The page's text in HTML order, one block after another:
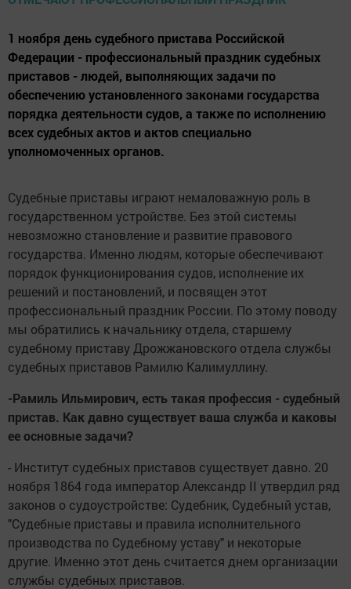
1 ноября день судебного пристава Российской
Федерации - профессиональный праздник судебных
приставов - людей, выполняющих задачи по
обеспечению установленного законами государства
порядка деятельности судов, а также по исполнению
всех судебных актов и актов специально
уполномоченных органов.
Судебные приставы играют немаловажную роль в
государственном устройстве. Без этой системы
невозможно становление и развитие правового
государства. Именно людям, которые обеспечивают
порядок функционирования судов, исполнение их
решений и постановлений, и посвящен этот
профессиональный праздник России. По этому поводу
мы обратились к начальнику отдела, старшему
судебному приставу Дрожжановского отдела службы
судебных приставов Рамилю Калимуллину.
-Рамиль Ильмирович, есть такая профессия - судебный
пристав. Как давно существует ваша служба и каковы
ее основные задачи?
- Институт судебных приставов существует давно. 20
ноября 1864 года император Александр II утвердил ряд
законов о судоустройстве: Судебник, Судебный устав,
"Судебные приставы и правила исполнительного
производства по Судебному уставу" и некоторые
другие. Именно этот день считается днем организации
службы судебных приставов.